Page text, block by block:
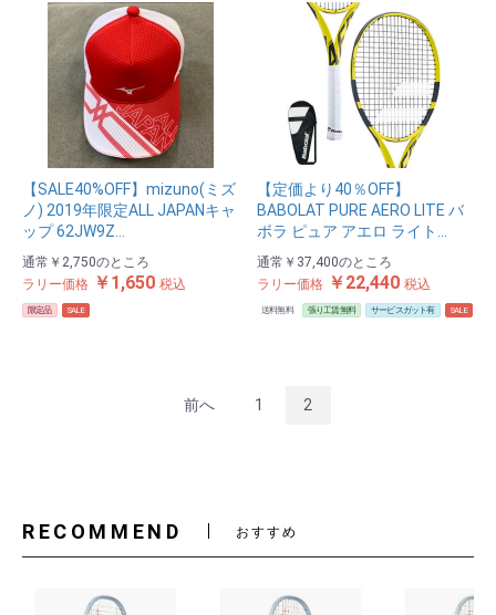
【SALE40%OFF】mizuno(ミズ
ノ) 2019年限定ALL JAPANキャ
ップ 62JW9Z…
通常 ￥2,750のところ
ラリー価格 ￥1,650 税込
限定品 SALE
【定価より40％OFF】
BABOLAT PURE AERO LITE バ
ボラ ピュア アエロ ライト…
通常 ￥37,400のところ
ラリー価格 ￥22,440 税込
送料無料 張り工賃無料 サービスガット有 SALE
前へ 1 2
RECOMMEND おすすめ